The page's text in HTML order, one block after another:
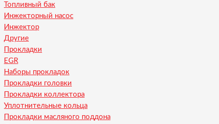
Топливный бак
Инжекторный насос
Инжектор
Другие
Прокладки
EGR
Наборы прокладок
Прокладки головки
Прокладки коллектора
Уплотнительные кольца
Прокладки масляного поддона